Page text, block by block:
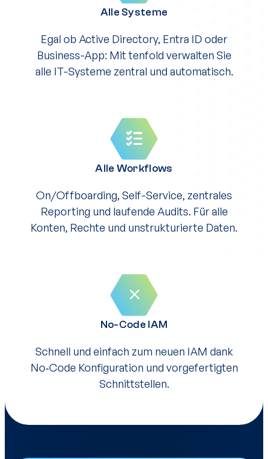
Alle Systeme
Egal ob Active Directory, Entra ID oder
Business-App: Mit tenfold verwalten Sie
alle IT-Systeme zentral und automatisch.
Alle Workflows
On/Offboarding, Self-Service, zentrales
Reporting und laufende Audits. Für alle
Konten, Rechte und unstrukturierte Daten.
No-Code IAM
Schnell und einfach zum neuen IAM dank
No‑Code Konfiguration und vorgefertigten
Schnittstellen.